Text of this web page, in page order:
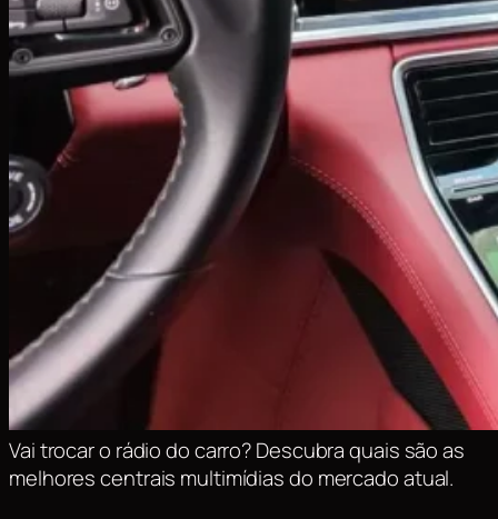
Vai trocar o rádio do carro? Descubra quais são as
melhores centrais multimídias do mercado atual.